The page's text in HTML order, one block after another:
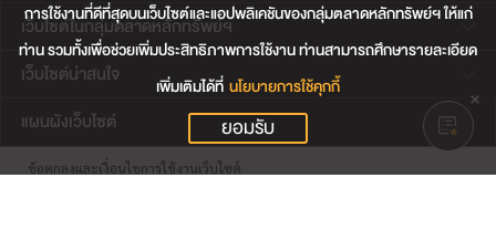
เว็บไซต์ในกลุ่มตลาดหลักทรัพย์ฯ
เว็บไซต์น่าสนใจ
แผนผังเว็บไซต์
ข้อตกลงและเงื่อนไขการใช้งานเว็บไซต์
การใช้งานที่ดีที่สุดบนเว็บไซต์และแอปพลิเคชันของกลุ่มตลาดหลักทรัพย์ฯ ให้แก่
ท่าน รวมทั้งเพื่อช่วยเพิ่มประสิทธิภาพการใช้งาน ท่านสามารถศึกษารายละเอียด
เพิ่มเติมได้ที่ นโยบายการใช้คุกกี้
ยอมรับ